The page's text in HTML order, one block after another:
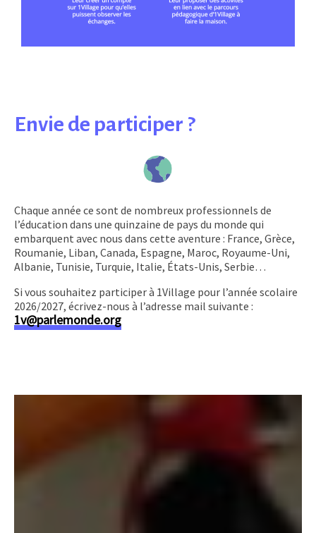
Envie de participer ?
Chaque année ce sont de nombreux professionnels de
l’éducation dans une quinzaine de pays du monde qui
embarquent avec nous dans cette aventure : France, Grèce,
Roumanie, Liban, Canada, Espagne, Maroc, Royaume-Uni,
Albanie, Tunisie, Turquie, Italie, États-Unis, Serbie…
Si vous souhaitez participer à 1Village pour l’année scolaire
2026/2027, écrivez-nous à l’adresse mail suivante :
1v@parlemonde.org